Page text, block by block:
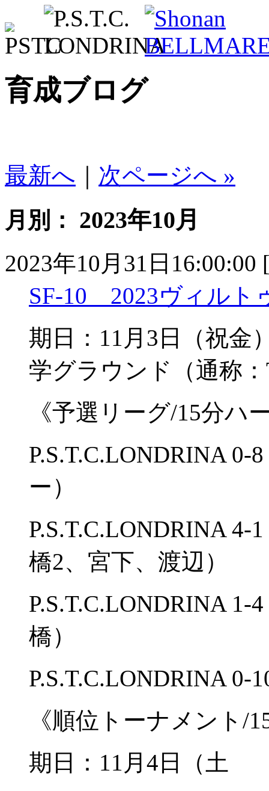
育成ブログ
最新へ 次ページへ »
月別： 2023年10月
2023年10月31日16:00:00
SF-10 2023ヴィルト
期日：11月3日（
学グラウンド（通称
《予選リーグ/15分ハ
P.S.T.C.LONDRINA
ー）
P.S.T.C.LONDRINA
橋2、宮下、渡辺）
P.S.T.C.LONDRINA
橋）
P.S.T.C.LONDRINA
《順位トーナメント/
期日：11月4日（土